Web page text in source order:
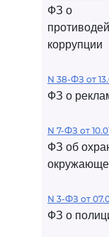
ФЗ о
коррупции
N 38-ФЗ от
ФЗ о
N 7-ФЗ от
ФЗ об
N 3-ФЗ от
ФЗ о